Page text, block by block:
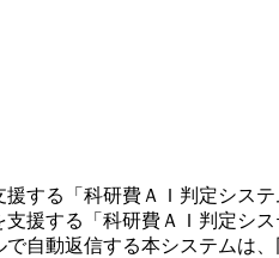
する「科研費ＡＩ判定シス
援する「科研費ＡＩ判定シ
自動返信する本システムは